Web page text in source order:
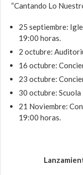
“Cantando Lo
25 septiembre:
19:00 horas.
2 octubre:
16 octubre:
23 octubre:
30 octubre:
21 Noviembre:
19:00 horas.